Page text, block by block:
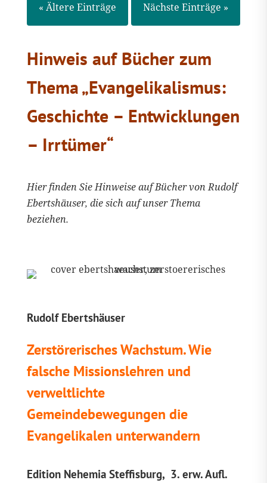
« Ältere Einträge Nächste Einträge »
Hinweis auf Bücher zum
Thema „Evangelikalismus:
Geschichte – Entwicklungen
– Irrtümer“
Hier finden Sie Hinweise auf Bücher von Rudolf
Ebertshäuser, die sich auf unser Thema
beziehen.
Rudolf Ebertshäuser
Zerstörerisches Wachstum. Wie
falsche Missionslehren und
verweltlichte
Gemeindebewegungen die
Evangelikalen unterwandern
Edition Nehemia Steffisburg, 3. erw. Aufl.